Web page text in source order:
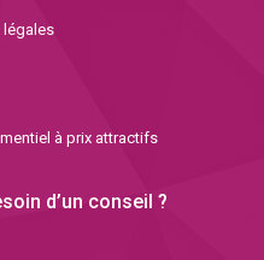
légales
à prix attractifs
d’un conseil ?